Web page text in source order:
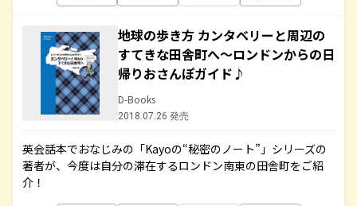
地球の歩き方 カンタベリーと周辺の
すてきな田舎町へ～ロンドンからの日
帰りおさんぽガイド♪
D-Books
2018.07.26 発売
英会話本でおなじみの「Kayoの“秘密のノート”」シリーズの
著者が、今度は自分の滞在するロンドン南東の田舎町をご紹
介！